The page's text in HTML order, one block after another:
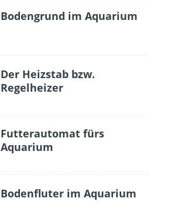
Bodengrund im Aquarium
Der Heizstab bzw.
Regelheizer
Futterautomat fürs
Aquarium
Bodenfluter im Aquarium